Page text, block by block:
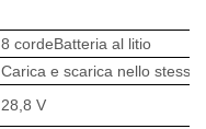
8 cordeBatteria al litio
Carica e scarica nello stesso
28,8 V